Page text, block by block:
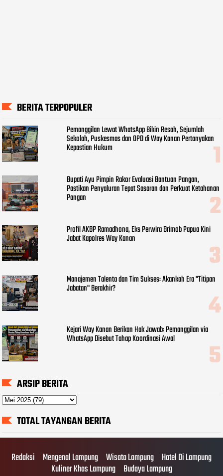
BERITA TERPOPULER
Pemanggilan Lewat WhatsApp Bikin Resah, Sejumlah
Sekolah, Puskesmas dan OPD di Way Kanan Pertanyakan
Kepastian Hukum
Bupati Ayu Pimpin Rakor Evaluasi Bantuan Pangan,
Pastikan Penyaluran Tepat Sasaran dan Perkuat Ketahanan
Pangan
Profil AKBP Ramadhona, Eks Perwira Brimob Papua Kini
Jabat Kapolres Way Kanan
Manajemen Talenta dan Tim Sukses: Akankah Era "Titipan
Jabatan" Berakhir?
Kejari Way Kanan Berikan Hak Jawab: Pemanggilan via
WhatsApp Disebut Tahap Koordinasi Awal
ARSIP BERITA
TOTAL TAYANGAN BERITA
Redaksi Mengenal Lampung Wisata Lampung Hotel Di Lampung
Kuliner Khas Lampung Budaya Lampung